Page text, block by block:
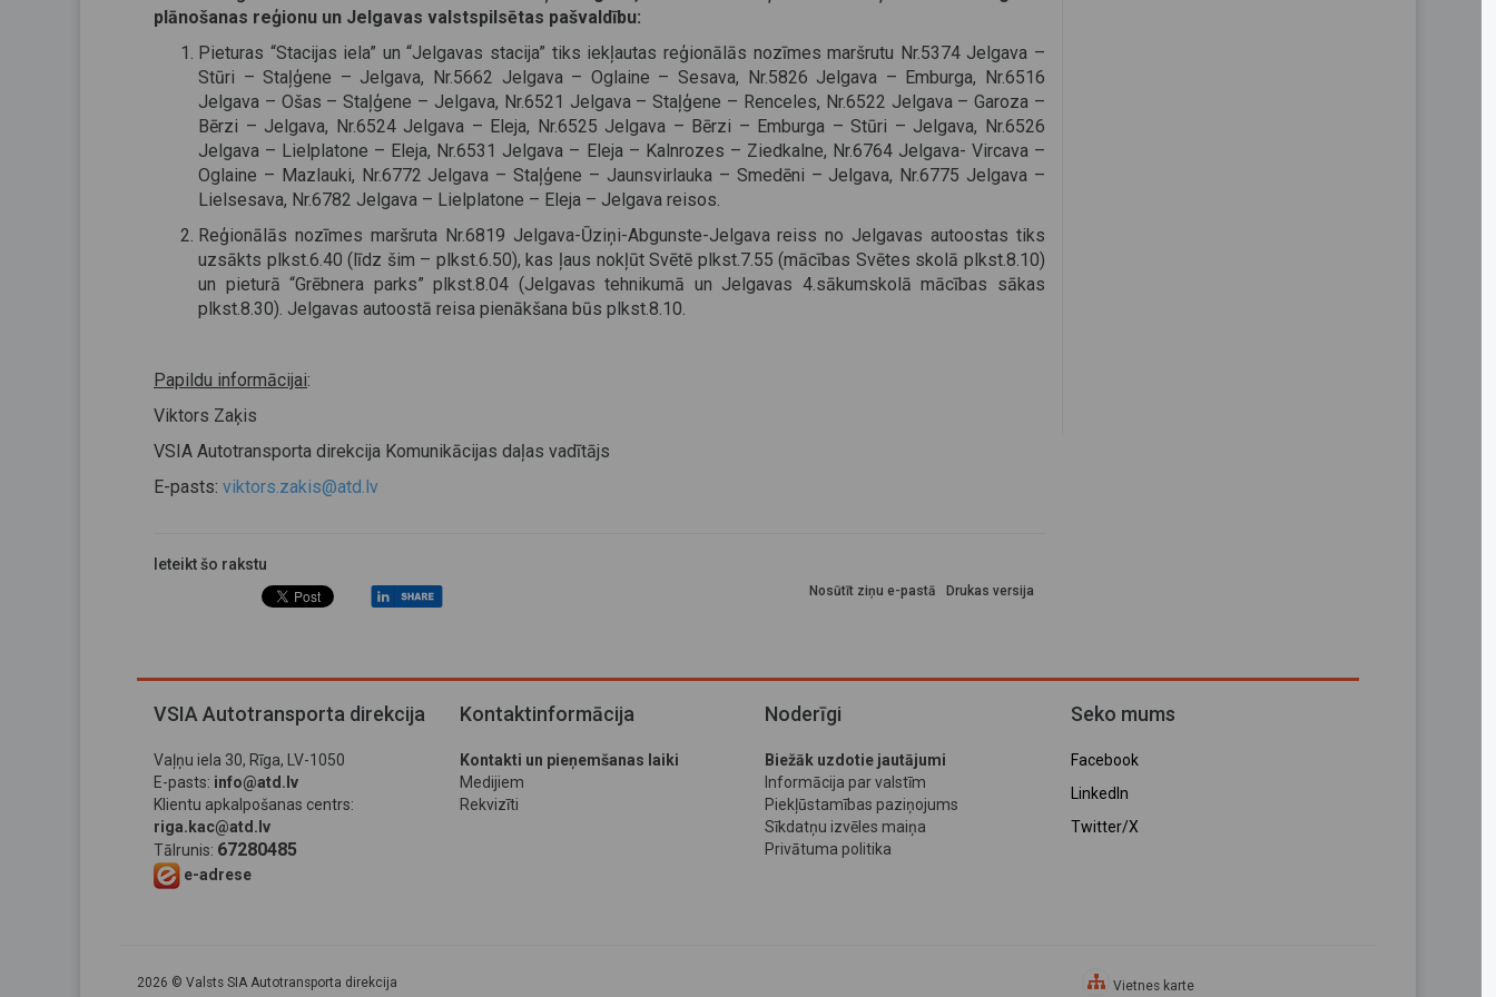
plānošanas reģionu un Jelgavas valstspilsētas pašvaldību:
Pieturas “Stacijas iela” un “Jelgavas stacija” tiks iekļautas reģionālās nozīmes maršrutu Nr.5374 Jelgava –
Stūri – Staļģene – Jelgava, Nr.5662 Jelgava – Oglaine – Sesava, Nr.5826 Jelgava – Emburga, Nr.6516
Jelgava – Ošas – Staļģene – Jelgava, Nr.6521 Jelgava – Staļģene – Renceles, Nr.6522 Jelgava – Garoza –
Bērzi – Jelgava, Nr.6524 Jelgava – Eleja, Nr.6525 Jelgava – Bērzi – Emburga – Stūri – Jelgava, Nr.6526
Jelgava – Lielplatone – Eleja, Nr.6531 Jelgava – Eleja – Kalnrozes – Ziedkalne, Nr.6764 Jelgava- Vircava –
Oglaine – Mazlauki, Nr.6772 Jelgava – Staļģene – Jaunsvirlauka – Smedēni – Jelgava, Nr.6775 Jelgava –
Lielsesava, Nr.6782 Jelgava – Lielplatone – Eleja – Jelgava reisos.
Reģionālās nozīmes maršruta Nr.6819 Jelgava-Ūziņi-Abgunste-Jelgava reiss no Jelgavas autoostas tiks
uzsākts plkst.6.40 (līdz šim – plkst.6.50), kas ļaus nokļūt Svētē plkst.7.55 (mācības Svētes skolā plkst.8.10)
un pieturā “Grēbnera parks” plkst.8.04 (Jelgavas tehnikumā un Jelgavas 4.sākumskolā mācības sākas
plkst.8.30). Jelgavas autoostā reisa pienākšana būs plkst.8.10.
Papildu informācijai:
Viktors Zaķis
VSIA Autotransporta direkcija Komunikācijas daļas vadītājs
E-pasts: viktors.zakis@atd.lv
Ieteikt šo rakstu
Drukas versija
Nosūtīt ziņu e-pastā
VSIA Autotransporta direkcija
Vaļņu iela 30, Rīga, LV-1050
E-pasts: info@atd.lv
Klientu apkalpošanas centrs:
riga.kac@atd.lv
Tālrunis: 67280485
e-adrese
Kontaktinformācija
Kontakti un pieņemšanas laiki
Medijiem
Rekvizīti
Noderīgi
Biežāk uzdotie jautājumi
Informācija par valstīm
Piekļūstamības paziņojums
Sīkdatņu izvēles maiņa
Privātuma politika
Seko mums
Facebook
LinkedIn
Twitter/X
2026 © Valsts SIA Autotransporta direkcija Vietnes karte